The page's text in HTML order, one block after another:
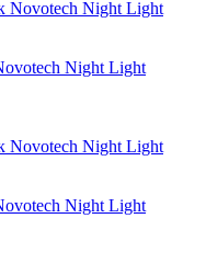
Night Light
Night Light